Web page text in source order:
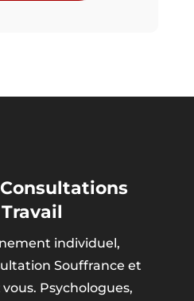
individuel,
Souffrance et
Psychologues,